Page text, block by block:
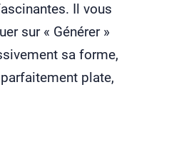
Il vous
sur « Générer »
sa forme,
plate,